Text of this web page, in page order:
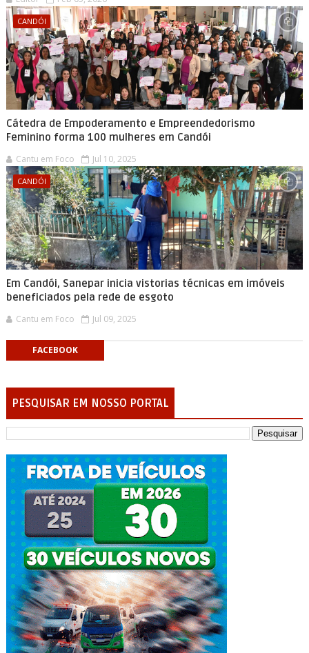
CANDÓI
Cátedra de Empoderamento e Empreendedorismo
Feminino forma 100 mulheres em Candói
Cantu em Foco Jul 10, 2025
CANDÓI
Em Candói, Sanepar inicia vistorias técnicas em imóveis
beneficiados pela rede de esgoto
Cantu em Foco Jul 09, 2025
FACEBOOK
PESQUISAR EM NOSSO PORTAL